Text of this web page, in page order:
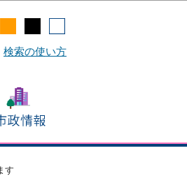
検索の使い方
す